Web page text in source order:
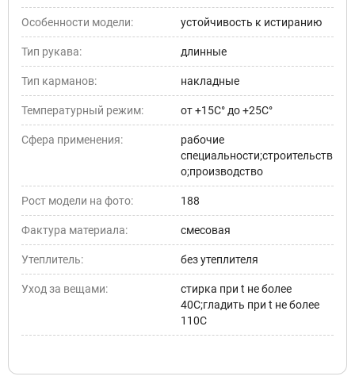
Особенности модели: устойчивость к истиранию
Тип рукава: длинные
Тип карманов: накладные
Температурный режим: от +15С° до +25С°
Сфера применения:
рабочие
специальности;строительств
о;производство
Рост модели на фото: 188
Фактура материала: смесовая
Утеплитель: без утеплителя
Уход за вещами:
стирка при t не более
40С;гладить при t не более
110С